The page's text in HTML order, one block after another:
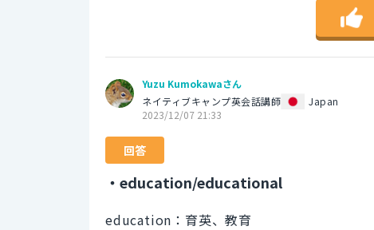
Yuzu Kumokawaさん
ネイティブキャンプ英会話講師
Japan
2023/12/07 21:33
回答
・education/educational
education：育英、教育